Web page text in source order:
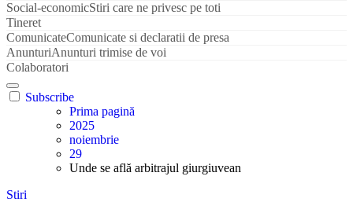
Social-economicStiri care ne privesc pe toti
Tineret
ComunicateComunicate si declaratii de presa
AnunturiAnunturi trimise de voi
Colaboratori
Subscribe
Prima pagină
2025
noiembrie
29
Unde se află arbitrajul giurgiuvean
Stiri